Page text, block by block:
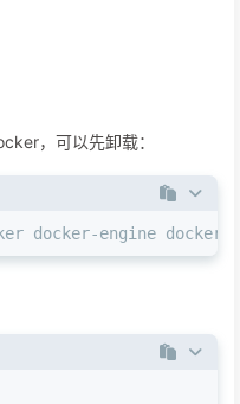
，可以先卸载：
docker-engine